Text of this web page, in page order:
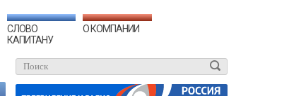
СЛОВО
КАПИТАНУ
О КОМПАНИИ